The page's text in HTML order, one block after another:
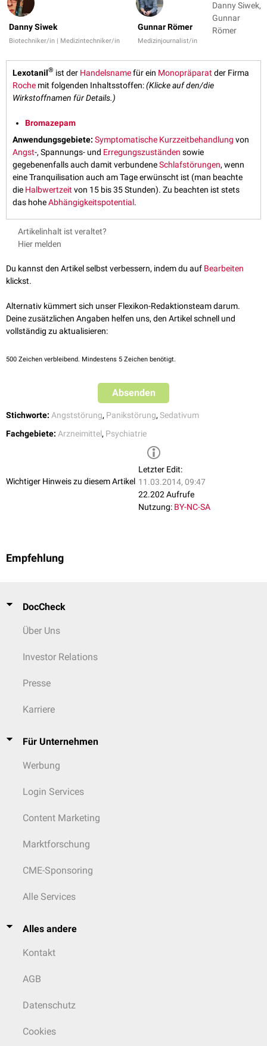
Danny Siwek
Biotechniker/in | Medizintechniker/in
Gunnar Römer
Medizinjournalist/in
Danny Siwek,
Gunnar
Römer
Lexotanil® ist der Handelsnamefür ein Monopräparatder Firma
Roche mit folgenden Inhaltsstoffen:(Klicke auf den/die
Wirkstoffnamen für Details.)
Bromazepam
Anwendungsgebiete: Symptomatische Kurzzeitbehandlung von
Angst-, Spannungs- und Erregungszuständen sowie
gegebenenfalls auch damit verbundeneSchlafstörungen, wenn
eine Tranquilisation auch am Tage erwünscht ist (man beachte
die Halbwertzeitvon 15 bis 35 Stunden). Zu beachten ist stets
das hoheAbhängigkeitspotential.
Artikelinhalt ist veraltet?
Hier melden
Du kannst den Artikel selbst verbessern, indem du auf Bearbeiten
klickst.
Alternativ kümmert sich unser Flexikon-Redaktionsteam darum.
Deine zusätzlichen Angaben helfen uns, den Artikel schnell und
vollständig zu aktualisieren:
500 Zeichen verbleibend. Mindestens 5 Zeichen benötigt.
Absenden
Stichworte: Angststörung, Panikstörung, Sedativum
Fachgebiete: Arzneimittel, Psychiatrie
Wichtiger Hinweis zu diesem Artikel
Letzter Edit:
11.03.2014, 09:47
22.202 Aufrufe
Nutzung: BY-NC-SA
Empfehlung
DocCheck
Über Uns
Investor Relations
Presse
Karriere
Für Unternehmen
Werbung
Login Services
Content Marketing
Marktforschung
CME-Sponsoring
Alle Services
Alles andere
Kontakt
AGB
Datenschutz
Cookies